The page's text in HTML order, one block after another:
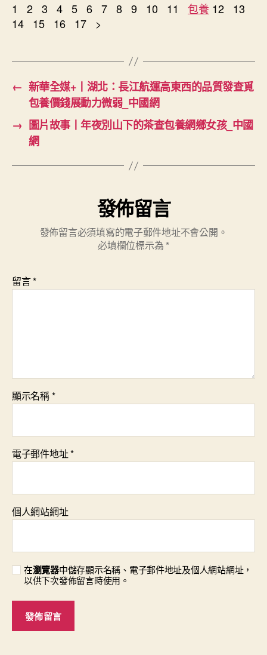
1 2 3 4 5 6 7 8 9 10 11 包養 12 13
14 15 16 17 >
← 新華全媒+丨湖北：長江航運高東西的品質發查覓
包養價錢展動力微弱_中國網
→ 圖片故事丨年夜別山下的茶查包養網鄉女孩_中國
網
發佈留言
發佈留言必須填寫的電子郵件地址不會公開。
必填欄位標示為 *
留言*
顯示名稱*
電子郵件地址*
個人網站網址
在瀏覽器中儲存顯示名稱、電子郵件地址及個人網站網址，
以供下次發佈留言時使用。